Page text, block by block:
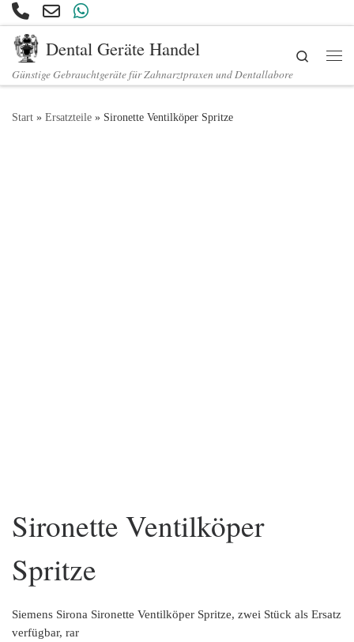
Zum Inhalt springen
Dental Geräte Handel
Günstige Gebrauchtgeräte für Zahnarztpraxen und Dentallabore
Search
Start » Ersatzteile » Sironette Ventilköper Spritze
Sironette Ventilköper
Spritze
Siemens Sirona Sironette Ventilköper Spritze, zwei Stück als Ersatz
verfügbar, rar